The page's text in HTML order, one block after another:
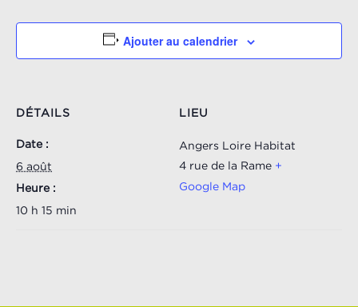
Ajouter au calendrier
DÉTAILS
Date :
6 août
Heure :
10 h 15 min
LIEU
Angers Loire Habitat
4 rue de la Rame +
Google Map